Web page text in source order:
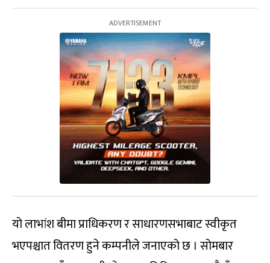
यो लाभांश बीमा प्राधिकरण र साधारणसभाबाट स्वीकृत
भएपश्चात वितरण हुने कम्पनीले जनाएको छ । सोमबार